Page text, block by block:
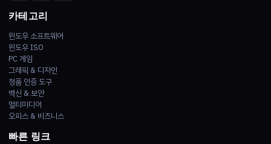
카테고리
윈도우 소프트웨어
윈도우 ISO
PC 게임
그래픽 & 디자인
정품 인증 도구
백신 & 보안
멀티미디어
오피스 & 비즈니스
빠른 링크